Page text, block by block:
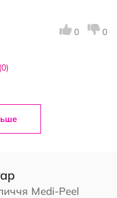
0)
0 0
Medi-Peel